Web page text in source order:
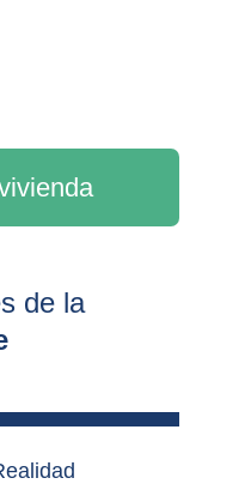
de la